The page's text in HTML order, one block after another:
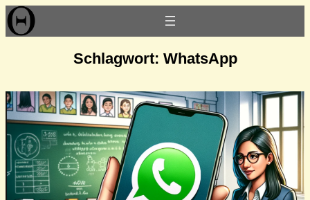
Zum
Inhalt
Schlagwort: WhatsApp